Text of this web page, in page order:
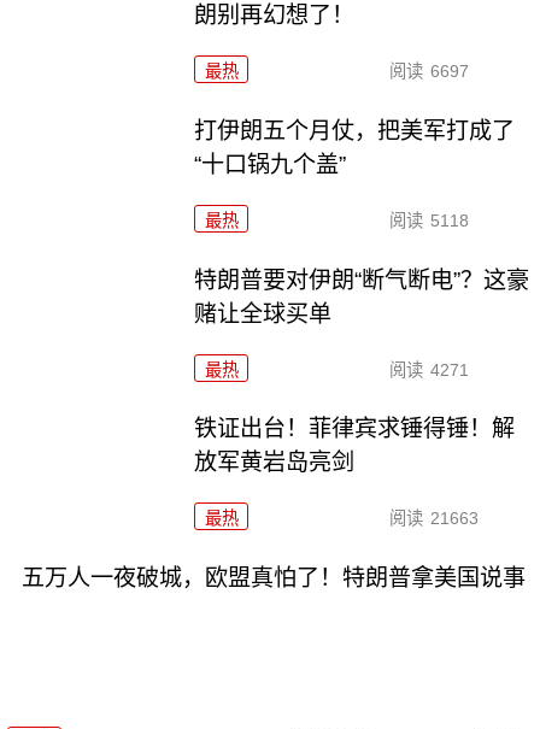
朗别再幻想了！
最热 阅读 6697
打伊朗五个月仗，把美军打成了
“十口锅九个盖”
最热 阅读 5118
特朗普要对伊朗“断气断电”？这豪
赌让全球买单
最热 阅读 4271
铁证出台！菲律宾求锤得锤！解
放军黄岩岛亮剑
最热 阅读 21663
五万人一夜破城，欧盟真怕了！特朗普拿美国说事